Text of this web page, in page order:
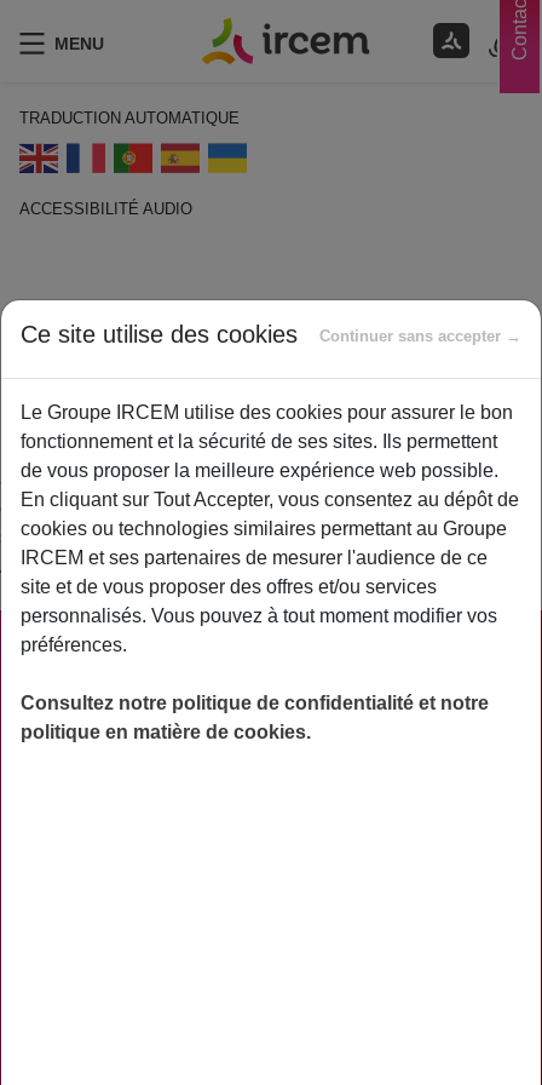
Contacts
MENU
TRADUCTION AUTOMATIQUE
ACCESSIBILITÉ AUDIO
RAP ou Relevé Actualisé de Points
By
ircem
Le Relevé Actualisé de Points qui restitue l’ensemble de droits
acquis (en nombre de points) au titre de la retraite
complémentaire AGIRC et ARRCO, pour les salariés du
secteur privé. Le RAP se compose du récapitulatif des droits
AGIRC et ARRCO et d’une lettre d’accompagnement.
PRATIQUE
ACTUALITÉS
ASSURANCES
Ce site utilise des cookies Continuer sans accepter →
Le Groupe IRCEM utilise des cookies pour assurer le bon
fonctionnement et la sécurité de ses sites. Ils permettent
de vous proposer la meilleure expérience web possible.
En cliquant sur Tout Accepter, vous consentez au dépôt de
cookies ou technologies similaires permettant au Groupe
IRCEM et ses partenaires de mesurer l'audience de ce
site et de vous proposer des offres et/ou services
personnalisés. Vous pouvez à tout moment modifier vos
préférences.
Consultez notre politique de confidentialité et notre
politique en matière de cookies.